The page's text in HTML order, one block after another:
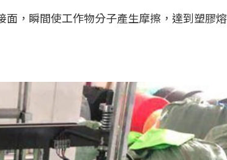
，瞬間使工作物分子產生摩擦，達到塑膠熔